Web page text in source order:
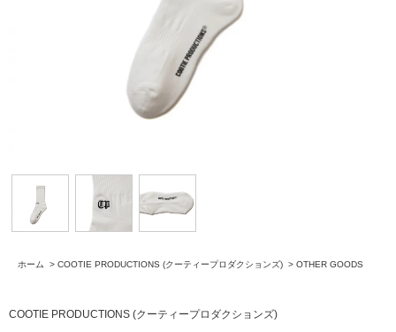
ホーム > COOTIE PRODUCTIONS (クーティープロダクションズ) > OTHER GOODS
COOTIE PRODUCTIONS (クーティープロダクションズ)